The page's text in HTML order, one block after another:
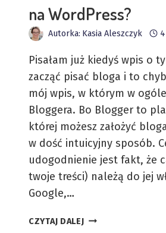
na WordPress?
Autorka: Kasia Aleszczyk
Pisałam już kiedyś wpis o
zacząć pisać bloga i to
mój wpis, w którym w
Bloggera. Bo Blogger to
której możesz założyć
w dość intuicyjny sposób.
udogodnienie jest fakt, że
twoje treści) należą do jej
Google,…
CZYTAJ DALEJJAK